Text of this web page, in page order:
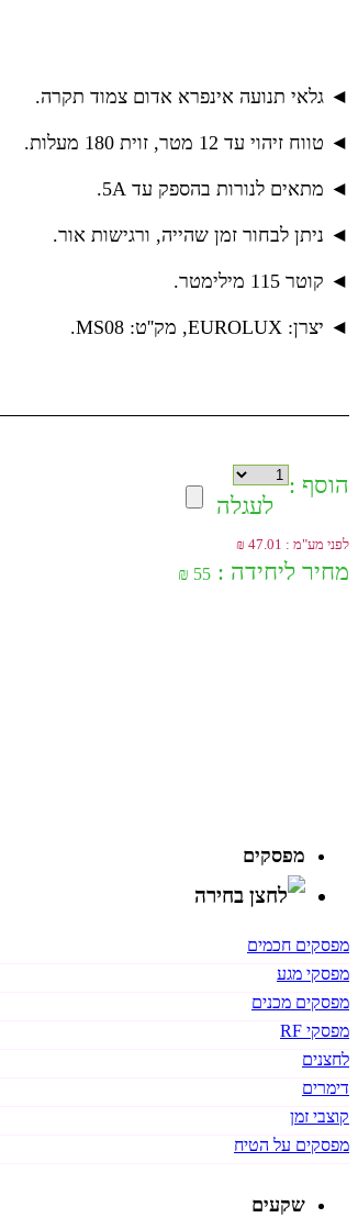
◄ גלאי תנועה אינפרא אדום צמוד תקרה.
◄ טווח זיהוי עד 12 מטר, זוית 180 מעלות.
◄ מתאים לנורות בהספק עד 5A.
◄ ניתן לבחור זמן שהייה, ורגישות אור.
◄ קוטר 115 מילימטר.
◄ יצרן: EUROLUX, מק''ט: MS08.
הוסף :
לעגלה
לפני מע"מ : 47.01 ₪
מחיר ליחידה : 55 ₪
מפסקים
מפסקים חכמים
מפסקי מגע
מפסקים מכנים
מפסקי RF
לחצנים
דימרים
קוצבי זמן
מפסקים על הטיח
שקעים